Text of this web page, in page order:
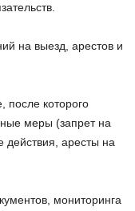
на выезд, арестов и
после которого
меры (запрет на
действия, аресты на
мониторинга